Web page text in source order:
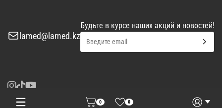
0 0
lamed@lamed.kz
Будьте в курсе наших акций и новостей!